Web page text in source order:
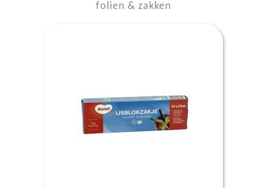
folien & zakken